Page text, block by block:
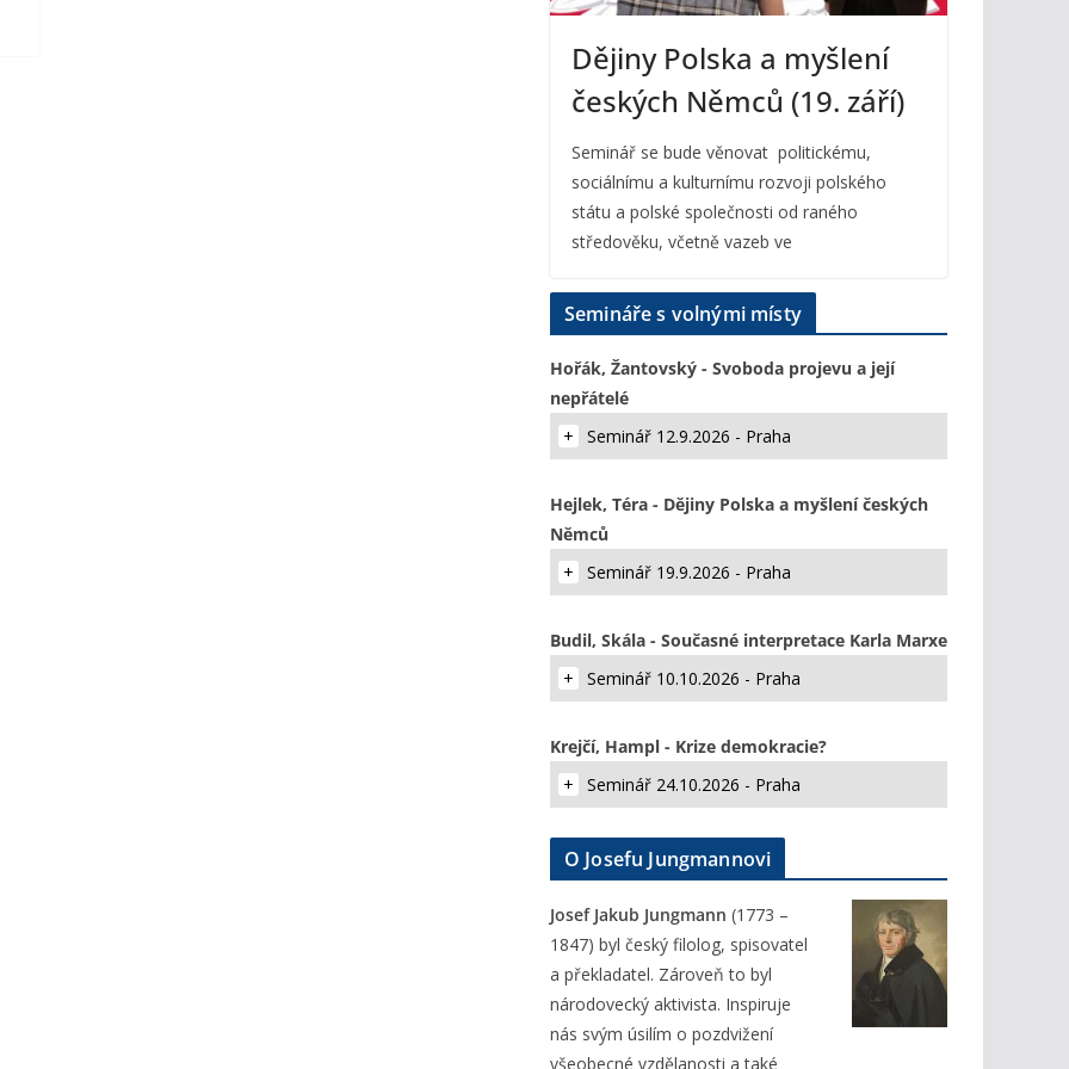
Dějiny Polska a myšlení
českých Němců (19. září)
Seminář se bude věnovat politickému,
sociálnímu a kulturnímu rozvoji polského
státu a polské společnosti od raného
středověku, včetně vazeb ve
Semináře s volnými místy
Hořák, Žantovský - Svoboda projevu a její
nepřátelé
Seminář 12.9.2026 - Praha
Hejlek, Téra - Dějiny Polska a myšlení českých
Němců
Seminář 19.9.2026 - Praha
Budil, Skála - Současné interpretace Karla Marxe
Seminář 10.10.2026 - Praha
Krejčí, Hampl - Krize demokracie?
Seminář 24.10.2026 - Praha
O Josefu Jungmannovi
Josef Jakub Jungmann (1773 –
1847) byl český filolog, spisovatel
a překladatel. Zároveň to byl
národovecký aktivista. Inspiruje
nás svým úsilím o pozdvižení
všeobecné vzdělanosti a také